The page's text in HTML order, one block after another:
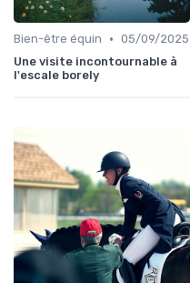
Bien-être équin • 05/09/2025
Une visite incontournable à
l'escale borely